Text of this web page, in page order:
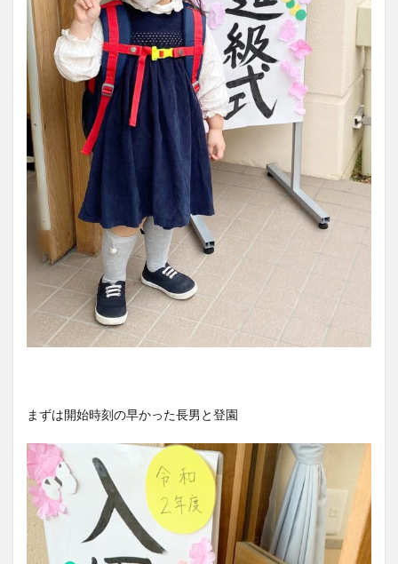
まずは開始時刻の早かった長男と登園